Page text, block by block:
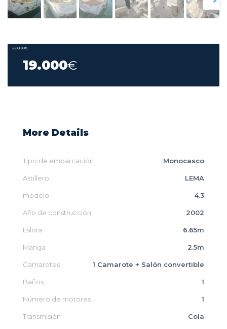
22.000€
19.000€
More Details
Tipo de embarcación Monocasco
Astillero LEMA
modelo 4.3
Año de construcción 2002
Eslora 6.65m
Manga 2.5m
Camarotes 1 Camarote + Salón convertible
Baños 1
Número de motores 1
Transmisión Cola